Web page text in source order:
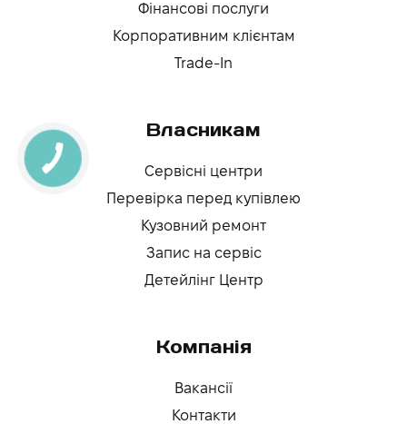
Фінансові послуги
Корпоративним клієнтам
Trade-In
Власникам
Сервісні центри
Перевірка перед купівлею
Кузовний ремонт
Запис на сервіс
Детейлінг Центр
Компанія
Вакансії
Контакти